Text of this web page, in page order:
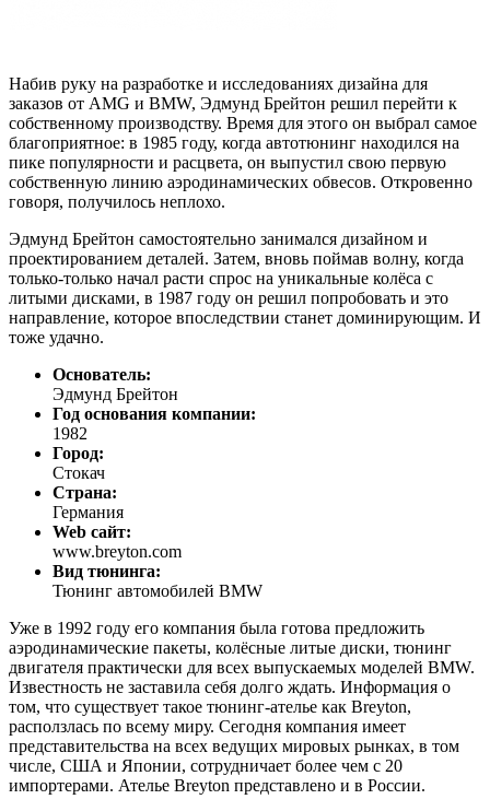
Набив руку на разработке и исследованиях дизайна для
заказов от AMG и BMW, Эдмунд Брейтон решил перейти к
собственному производству. Время для этого он выбрал самое
благоприятное: в 1985 году, когда автотюнинг находился на
пике популярности и расцвета, он выпустил свою первую
собственную линию аэродинамических обвесов. Откровенно
говоря, получилось неплохо.
Эдмунд Брейтон самостоятельно занимался дизайном и
проектированием деталей. Затем, вновь поймав волну, когда
только-только начал расти спрос на уникальные колёса с
литыми дисками, в 1987 году он решил попробовать и это
направление, которое впоследствии станет доминирующим. И
тоже удачно.
Основатель:
Эдмунд Брейтон
Год основания компании:
1982
Город:
Стокач
Cтрана:
Германия
Web сайт:
www.breyton.com
Вид тюнинга:
Тюнинг автомобилей BMW
Уже в 1992 году его компания была готова предложить
аэродинамические пакеты, колёсные литые диски, тюнинг
двигателя практически для всех выпускаемых моделей BMW.
Известность не заставила себя долго ждать. Информация о
том, что существует такое тюнинг-ателье как Breyton,
расползлась по всему миру. Сегодня компания имеет
представительства на всех ведущих мировых рынках, в том
числе, США и Японии, сотрудничает более чем с 20
импортерами. Ателье Breyton представлено и в России.